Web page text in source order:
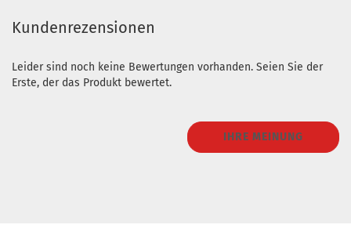
Kundenrezensionen
Leider sind noch keine Bewertungen vorhanden. Seien Sie der
Erste, der das Produkt bewertet.
IHRE MEINUNG